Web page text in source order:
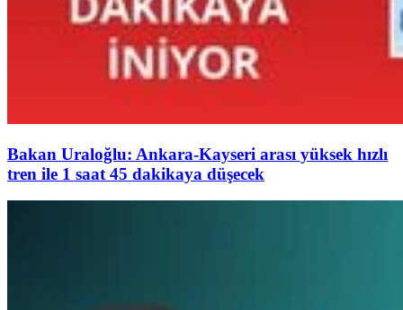
Bakan Uraloğlu: Ankara-Kayseri arası yüksek hızlı
tren ile 1 saat 45 dakikaya düşecek